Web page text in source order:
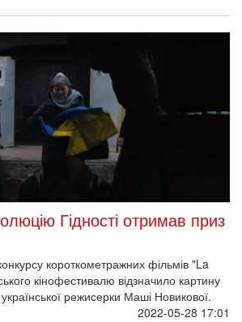
Гідності отримав приз
короткометражних фільмів "La
кінофестивалю відзначило картину
режисерки Маші Новикової.
2022-05-28 17:01